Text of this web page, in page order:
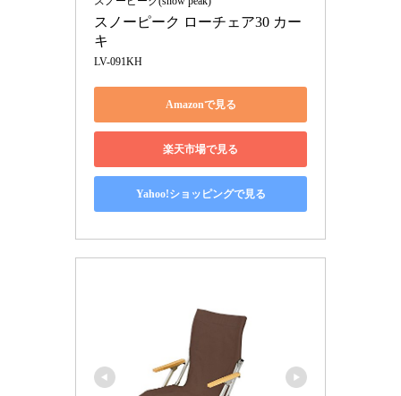
スノーピーク ローチェア30 カー
キ
LV-091KH
Amazonで見る
楽天市場で見る
Yahoo!ショッピングで見る